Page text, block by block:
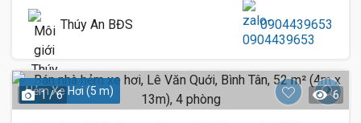
Thúy An BĐS 0904439653
Hẻm Xe Hơi (5 m)
1 / 6 6